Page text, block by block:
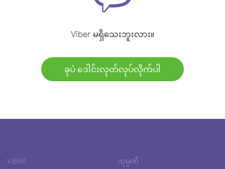
Viber မရှိသေးဘူးလား။
ခုပဲ ဒေါင်းလုတ်လုပ်လိုက်ပါ
VIBER ကုမ္ပဏီ